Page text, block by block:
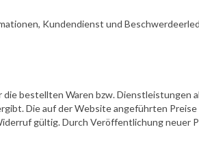
Kundendienst und
bestellten Waren bzw. Dienstleistungen
Die auf der Website angeführten
gültig. Durch Veröffentlichung neuer